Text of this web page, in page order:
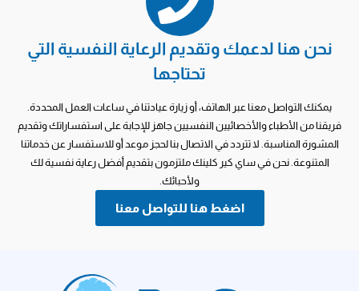
نحن هنا لدعمك وتقديم الرعاية النفسية التي
تحتاجها
يمكنك التواصل معنا عبر الهاتف، أو زيارة عيادتنا في ساعات العمل المحددة.
فريقنا من الأطباء والأخصائيين النفسيين جاهز للإجابة على استفساراتك وتقديم
المشورة المناسبة. لا تتردد في الاتصال بنا لحجز موعد أو للاستفسار عن خدماتنا
المتنوعة. نحن في ساي كير كلينك ملتزمون بتقديم أفضل رعاية نفسية لك
ولأحبائك.
اضغط هنا للتواصل معنا